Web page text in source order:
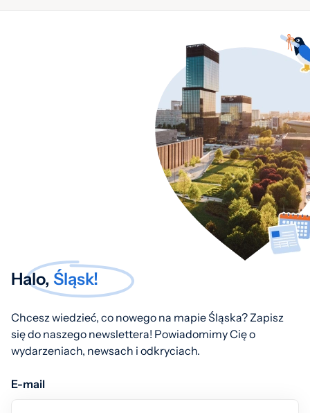
Halo, Śląsk!
Chcesz wiedzieć, co nowego na mapie Śląska? Zapisz
się do naszego newslettera! Powiadomimy Cię o
wydarzeniach, newsach i odkryciach.
E-mail